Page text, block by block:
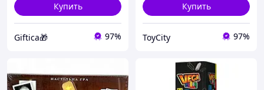
Купить
Giftica🎁 97%
Купить
ToyCity 97%